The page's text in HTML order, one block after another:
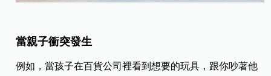
當親子衝突發生
例如，當孩子在百貨公司裡看到想要的玩具，跟你吵著他